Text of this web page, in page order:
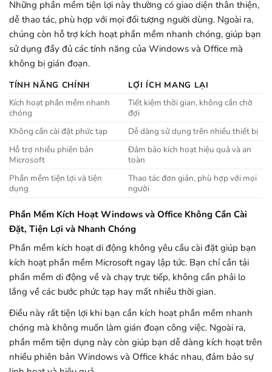
Những phần mềm tiện lợi này thường có giao diện thân thiện,
dễ thao tác, phù hợp với mọi đối tượng người dùng. Ngoài ra,
chúng còn hỗ trợ kích hoạt phần mềm nhanh chóng, giúp bạn
sử dụng đầy đủ các tính năng của Windows và Office mà
không bị gián đoạn.
TÍNH NĂNG CHÍNH
LỢI ÍCH MANG LẠI
Kích hoạt phần mềm nhanh
chóng
Tiết kiệm thời gian, không cần chờ
đợi
Không cần cài đặt phức tạp
Dễ dàng sử dụng trên nhiều thiết bị
Hỗ trợ nhiều phiên bản
Microsoft
Đảm bảo kích hoạt hiệu quả và an
toàn
Phần mềm tiện lợi và tiện
dụng
Thao tác đơn giản, phù hợp với mọi
người
Phần Mềm Kích Hoạt Windows và Office Không Cần Cài
Đặt, Tiện Lợi và Nhanh Chóng
Phần mềm kích hoạt di động không yêu cầu cài đặt giúp bạn
kích hoạt phần mềm Microsoft ngay lập tức. Bạn chỉ cần tải
phần mềm di động về và chạy trực tiếp, không cần phải lo
lắng về các bước phức tạp hay mất nhiều thời gian.
Điều này rất tiện lợi khi bạn cần kích hoạt phần mềm nhanh
chóng mà không muốn làm gián đoạn công việc. Ngoài ra,
phần mềm tiện dụng này còn giúp bạn dễ dàng kích hoạt trên
nhiều phiên bản Windows và Office khác nhau, đảm bảo sự